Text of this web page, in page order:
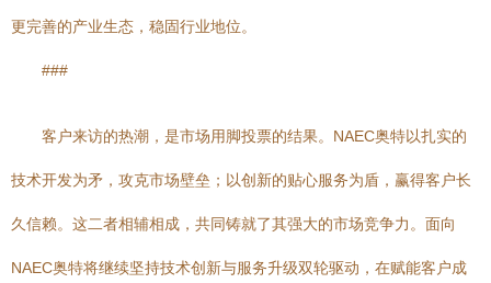
更完善的产业生态，稳固行业地位。
###
客户来访的热潮，是市场用脚投票的结果。NAEC奥特以扎实的
技术开发为矛，攻克市场壁垒；以创新的贴心服务为盾，赢得客户长
久信赖。这二者相辅相成，共同铸就了其强大的市场竞争力。面向
NAEC奥特将继续坚持技术创新与服务升级双轮驱动，在赋能客户成